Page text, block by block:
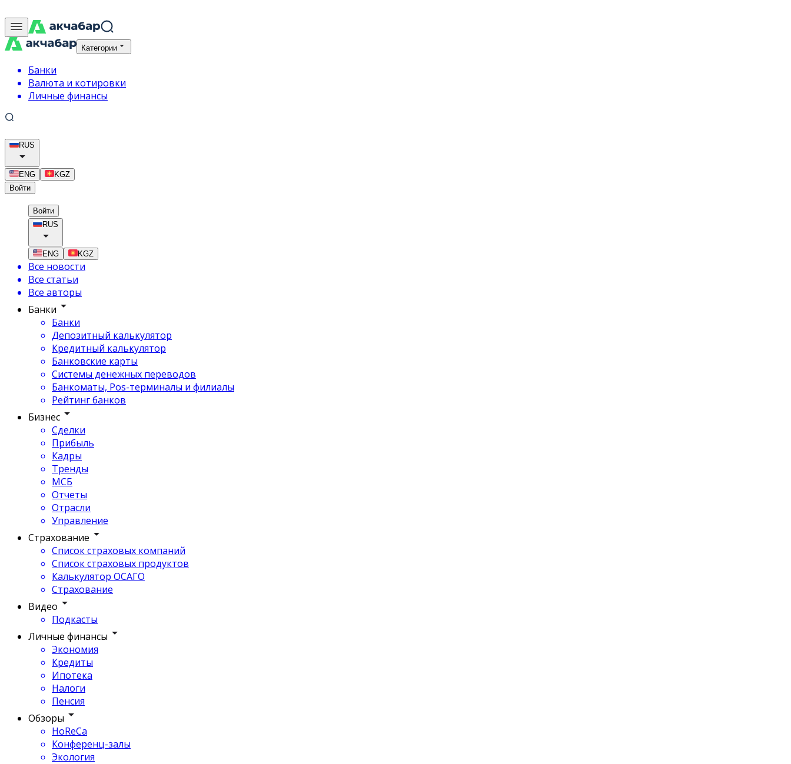
Категории
Банки
Валюта и котировки
Личные финансы
RUS
ENG
KGZ
Войти
Войти
RUS
ENG KGZ
Все новости
Все статьи
Все авторы
Банки
Банки
Депозитный калькулятор
Кредитный калькулятор
Банковские карты
Системы денежных переводов
Банкоматы, Pos-терминалы и филиалы
Рейтинг банков
Бизнес
Сделки
Прибыль
Кадры
Тренды
МСБ
Отчеты
Отрасли
Управление
Страхование
Список страховых компаний
Список страховых продуктов
Калькулятор ОСАГО
Страхование
Видео
Подкасты
Личные финансы
Экономия
Кредиты
Ипотека
Налоги
Пенсия
Обзоры
HoReCa
Конференц-залы
Экология